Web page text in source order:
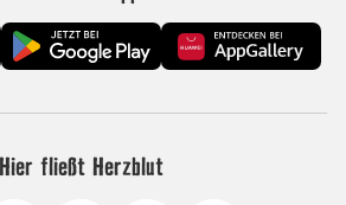
Hier fließt Herzblut